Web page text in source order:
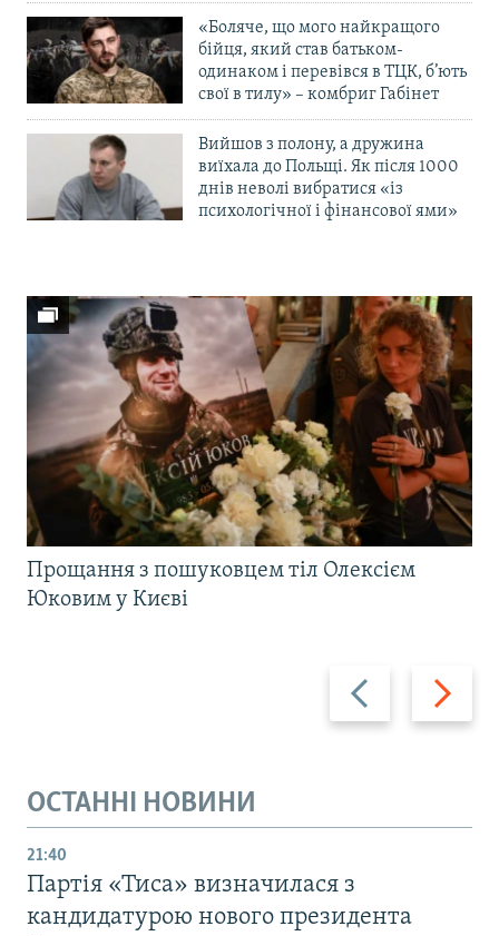
«Боляче, що мого найкращого
бійця, який став батьком-
одинаком і перевівся в ТЦК, б’ють
свої в тилу» – комбриг Габінет
Вийшов з полону, а дружина
виїхала до Польщі. Як після 1000
днів неволі вибратися «із
психологічної і фінансової ями»
Назад Вперед
Прощання з пошуковцем тіл Олексієм
Юковим у Києві
ОСТАННІ НОВИНИ
21:40
Партія «Тиса» визначилася з
кандидатурою нового президента